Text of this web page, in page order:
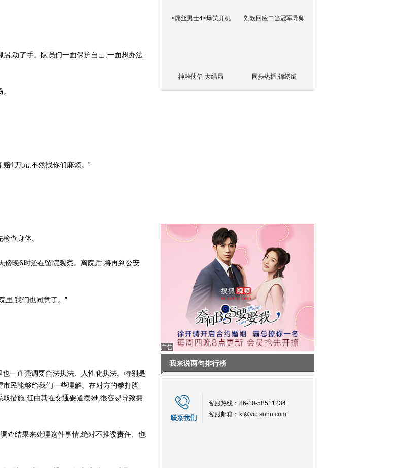
,动了手。队员们一面保护自己,一面想办法
1万元,不然找你们麻烦。”
查身体。
晚6时还在留院观察。离院后,将再到公安
,我们也同意了。”
一直强调要合法执法、人性化执法。特别是
民能够给我们一些理解。在对方的拳打脚
措施,任由其在交通要道摆摊,很容易导致拥
结果来处理这件事情,绝对不推诿责任、也
<屌丝男士4>爆笑开机 刘欢回应二当冠军导师
神雕侠侣-大结局 同步热播-锦绣缘
广告
我来说两句排行榜
客服热线：86-10-58511234
客服邮箱： kf@vip.sohu.com